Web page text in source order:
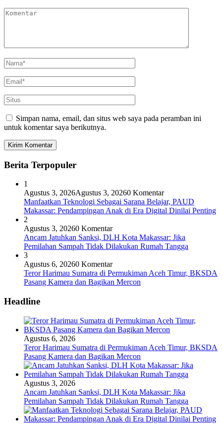
Simpan nama, email, dan situs web saya pada peramban ini
untuk komentar saya berikutnya.
Berita Terpopuler
1
Agustus 3, 2026Agustus 3, 20260 Komentar
Manfaatkan Teknologi Sebagai Sarana Belajar, PAUD
Makassar: Pendampingan Anak di Era Digital Dinilai Penting
2
Agustus 3, 20260 Komentar
Ancam Jatuhkan Sanksi, DLH Kota Makassar: Jika
Pemilahan Sampah Tidak Dilakukan Rumah Tangga
3
Agustus 6, 20260 Komentar
Teror Harimau Sumatra di Permukiman Aceh Timur, BKSDA
Pasang Kamera dan Bagikan Mercon
Headline
Agustus 6, 2026
Teror Harimau Sumatra di Permukiman Aceh Timur, BKSDA
Pasang Kamera dan Bagikan Mercon
Agustus 3, 2026
Ancam Jatuhkan Sanksi, DLH Kota Makassar: Jika
Pemilahan Sampah Tidak Dilakukan Rumah Tangga